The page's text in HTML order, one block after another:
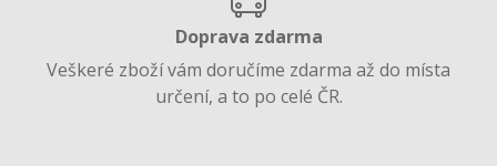
Doprava zdarma
Veškeré zboží vám doručíme zdarma až do místa
určení, a to po celé ČR.